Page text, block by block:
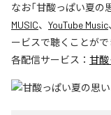
なお「甘酸っぱい夏の
MUSIC、 YouTube Music
ービスで聴くことがで
各配信サービス： 甘酸